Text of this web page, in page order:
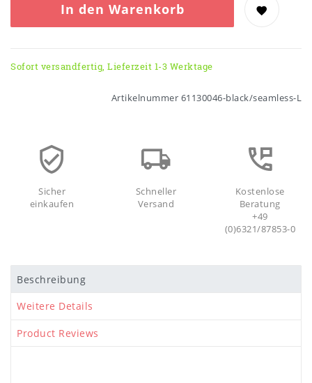
In den Warenkorb
Sofort versandfertig, Lieferzeit 1-3 Werktage
Artikelnummer 61130046-black/seamless-L
Sicher
einkaufen
Schneller
Versand
Kostenlose
Beratung
+49
(0)6321/87853-0
Beschreibung
Weitere Details
Product Reviews